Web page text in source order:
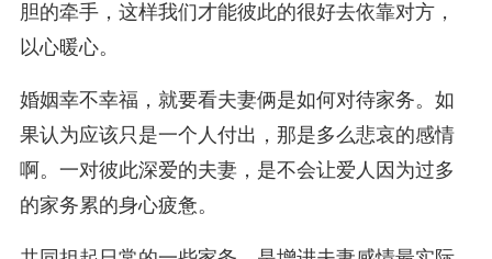
胆的牵手，这样我们才能彼此的很好去依靠对方，
以心暖心。
婚姻幸不幸福，就要看夫妻俩是如何对待家务。如
果认为应该只是一个人付出，那是多么悲哀的感情
啊。一对彼此深爱的夫妻，是不会让爱人因为过多
的家务累的身心疲惫。